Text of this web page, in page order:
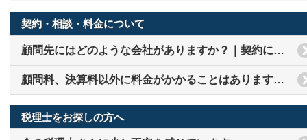
契約・相談・料金について
顧問先にはどのような会社がありますか？｜契約についての質問
顧問料、決算料以外に料金がかかることはありますか？
税理士をお探しの方へ